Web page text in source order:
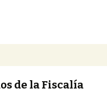
de la Fiscalía